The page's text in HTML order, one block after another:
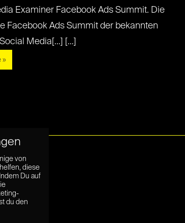
Examiner Facebook Ads Summit. Die
Facebook Ads Summit der bekannten
Media[...] [...]
»
von
diese
Du auf
du den